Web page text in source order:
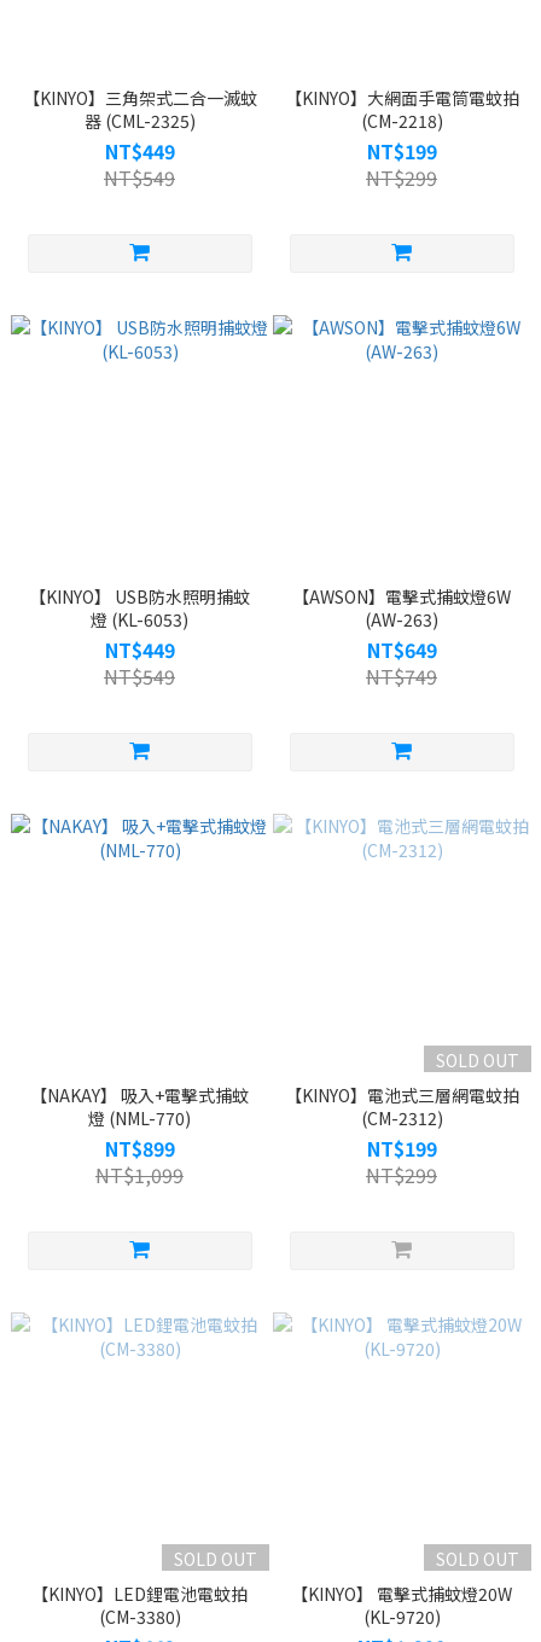
【KINYO】三角架式二合一滅蚊
器 (CML-2325)
NT$449
NT$549
【KINYO】大網面手電筒電蚊拍
(CM-2218)
NT$199
NT$299
【KINYO】 USB防水照明捕蚊
燈 (KL-6053)
NT$449
NT$549
【AWSON】電擊式捕蚊燈6W
(AW-263)
NT$649
NT$749
【NAKAY】 吸入+電擊式捕蚊
燈 (NML-770)
NT$899
NT$1,099
SOLD OUT
【KINYO】電池式三層網電蚊拍
(CM-2312)
NT$199
NT$299
SOLD OUT
【KINYO】LED鋰電池電蚊拍
(CM-3380)
SOLD OUT
【KINYO】 電擊式捕蚊燈20W
(KL-9720)